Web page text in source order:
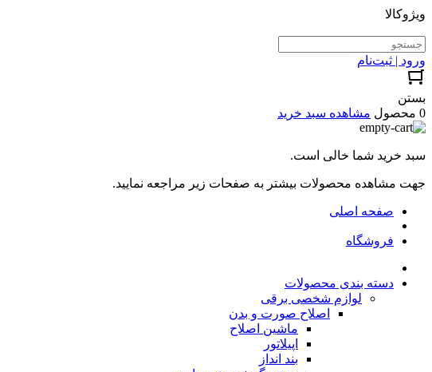
ویژوکالا
ورود | ثبت‌نام
بستن
0 محصول
مشاهده سبد خرید
سبد خرید شما خالی است.
جهت مشاهده محصولات بیشتر به صفحات زیر مراجعه نمایید.
صفحه اصلی
فروشگاه
دسته بندی محصولات
لوازم شخصی برقی
اصلاح صورت و بدن
ماشین اصلاح
اپیلاتور
بند انداز